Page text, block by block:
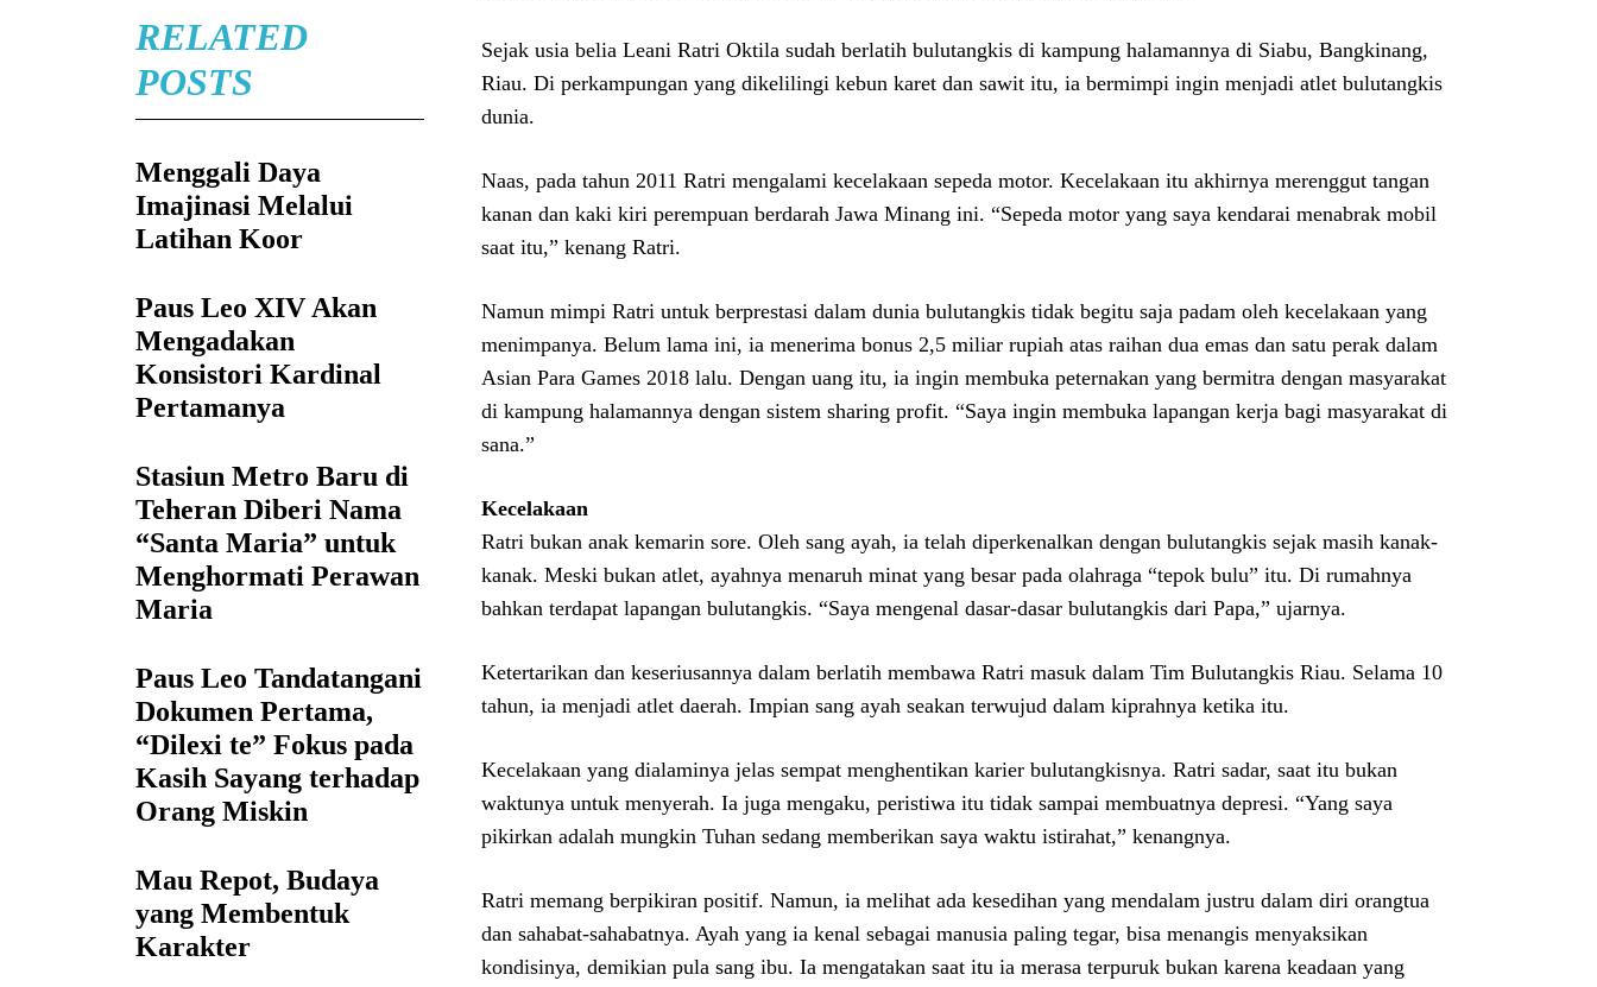
RELATED
POSTS
Menggali Daya
Imajinasi Melalui
Latihan Koor
Paus Leo XIV Akan
Mengadakan
Konsistori Kardinal
Pertamanya
Stasiun Metro Baru di
Teheran Diberi Nama
“Santa Maria” untuk
Menghormati Perawan
Maria
Paus Leo Tandatangani
Dokumen Pertama,
“Dilexi te” Fokus pada
Kasih Sayang terhadap
Orang Miskin
Mau Repot, Budaya
yang Membentuk
Karakter
Sejak usia belia Leani Ratri Oktila sudah berlatih bulutangkis di kampung halamannya di Siabu, Bangkinang,
Riau. Di perkampungan yang dikelilingi kebun karet dan sawit itu, ia bermimpi ingin menjadi atlet bulutangkis
dunia.
Naas, pada tahun 2011 Ratri mengalami kecelakaan sepeda motor. Kecelakaan itu akhirnya merenggut tangan
kanan dan kaki kiri perempuan berdarah Jawa Minang ini. “Sepeda motor yang saya kendarai menabrak mobil
saat itu,” kenang Ratri.
Namun mimpi Ratri untuk berprestasi dalam dunia bulutangkis tidak begitu saja padam oleh kecelakaan yang
menimpanya. Belum lama ini, ia menerima bonus 2,5 miliar rupiah atas raihan dua emas dan satu perak dalam
Asian Para Games 2018 lalu. Dengan uang itu, ia ingin membuka peternakan yang bermitra dengan masyarakat
di kampung halamannya dengan sistem sharing profit. “Saya ingin membuka lapangan kerja bagi masyarakat di
sana.”
Kecelakaan
Ratri bukan anak kemarin sore. Oleh sang ayah, ia telah diperkenalkan dengan bulutangkis sejak masih kanak-
kanak. Meski bukan atlet, ayahnya menaruh minat yang besar pada olahraga “tepok bulu” itu. Di rumahnya
bahkan terdapat lapangan bulutangkis. “Saya mengenal dasar-dasar bulutangkis dari Papa,” ujarnya.
Ketertarikan dan keseriusannya dalam berlatih membawa Ratri masuk dalam Tim Bulutangkis Riau. Selama 10
tahun, ia menjadi atlet daerah. Impian sang ayah seakan terwujud dalam kiprahnya ketika itu.
Kecelakaan yang dialaminya jelas sempat menghentikan karier bulutangkisnya. Ratri sadar, saat itu bukan
waktunya untuk menyerah. Ia juga mengaku, peristiwa itu tidak sampai membuatnya depresi. “Yang saya
pikirkan adalah mungkin Tuhan sedang memberikan saya waktu istirahat,” kenangnya.
Ratri memang berpikiran positif. Namun, ia melihat ada kesedihan yang mendalam justru dalam diri orangtua
dan sahabat-sahabatnya. Ayah yang ia kenal sebagai manusia paling tegar, bisa menangis menyaksikan
kondisinya, demikian pula sang ibu. Ia mengatakan saat itu ia merasa terpuruk bukan karena keadaan yang